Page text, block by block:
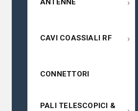
ANTENNE
CAVI COASSIALI RF ›
CONNETTORI
PALI TELESCOPICI &